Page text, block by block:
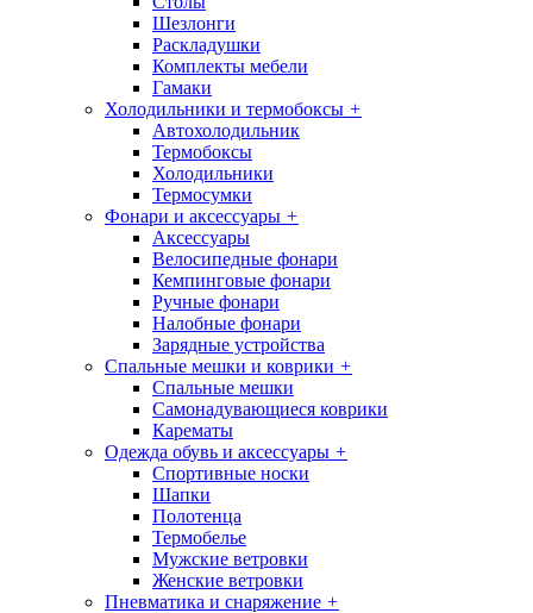
Шезлонги
Раскладушки
Комплекты мебели
Гамаки
Холодильники и термобоксы +
Автохолодильник
Термобоксы
Холодильники
Термосумки
Фонари и аксессуары +
Аксессуары
Велосипедные фонари
Кемпинговые фонари
Ручные фонари
Налобные фонари
Зарядные устройства
Спальные мешки и коврики +
Спальные мешки
Самонадувающиеся коврики
Карематы
Одежда обувь и аксессуары +
Спортивные носки
Шапки
Полотенца
Термобелье
Мужские ветровки
Женские ветровки
Пневматика и снаряжение +